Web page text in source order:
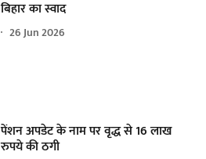
बिहार का स्वाद
26 Jun 2026
पेंशन अपडेट के नाम पर वृद्ध से 16 लाख
रुपये की ठगी